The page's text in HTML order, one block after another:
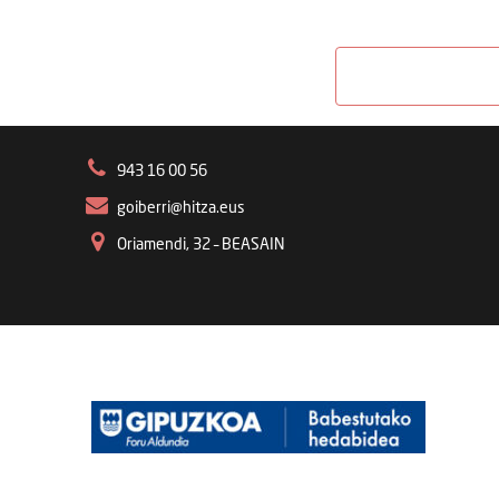
943 16 00 56
goiberri@hitza.eus
Oriamendi, 32 – BEASAIN